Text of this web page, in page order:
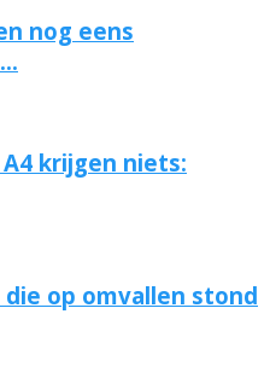
nog eens
krijgen niets:
op omvallen stond